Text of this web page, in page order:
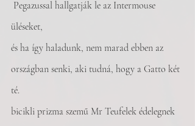
üléseket,
és ha így haladunk, nem marad ebben az
országban senki, aki tudná, hogy a Gatto két
té.
bicikli prizma szemű Mr Teufelek édelegnek